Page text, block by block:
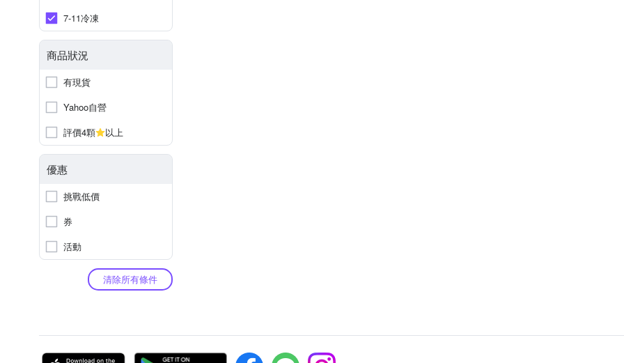
7-11冷凍
商品狀況
有現貨
Yahoo自營
評價4顆
以上
優惠
挑戰低價
券
活動
清除所有條件